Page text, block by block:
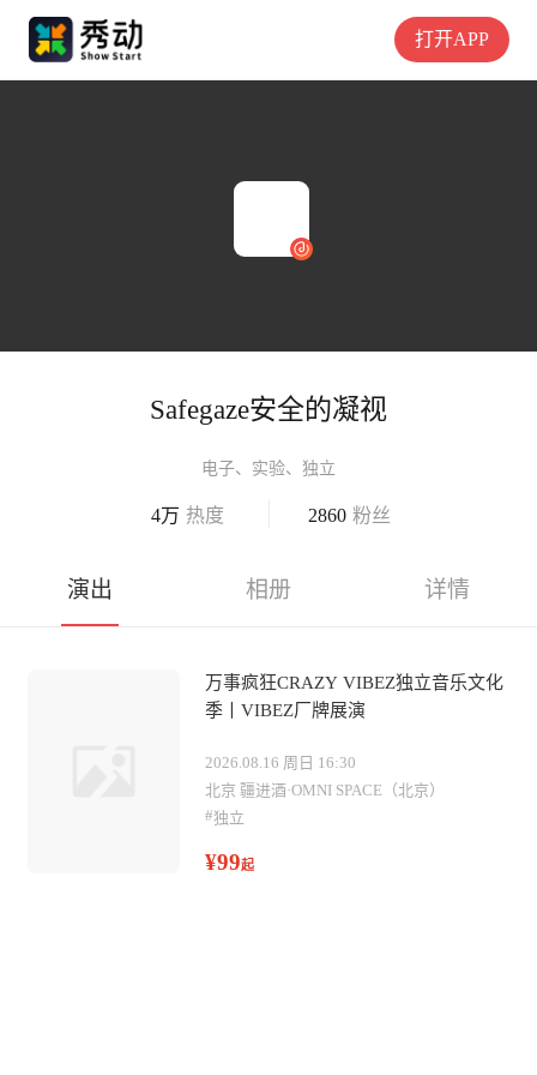
打开APP
Safegaze安全的凝视
电子、实验、独立
4万 热度 2860 粉丝
演出 相册 详情
万事疯狂CRAZY VIBEZ独立音乐文化
季丨VIBEZ厂牌展演
2026.08.16 周日 16:30
北京 疆进酒·OMNI SPACE（北京）
#独立
¥99起